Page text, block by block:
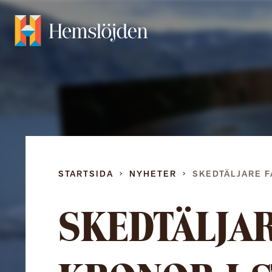
STARTSIDA NYHETER SKEDTÄLJARE